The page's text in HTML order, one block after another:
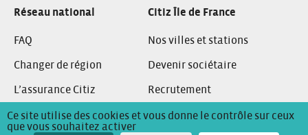
Réseau national
FAQ
Changer de région
L’assurance Citiz
Citiz Île de France
Nos villes et stations
Devenir sociétaire
Recrutement
Ce site utilise des cookies et vous donne le contrôle sur ceux
que vous souhaitez activer